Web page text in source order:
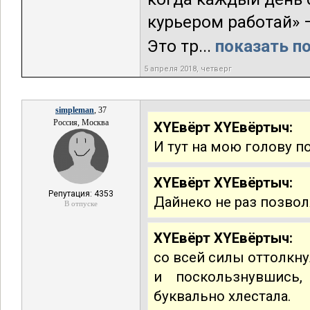
курьером работай»
Это тр... показать
5 апреля 2018, четверг
simpleman, 37
Россия, Москва
Репутация: 4353
В отпуске
XYEвёрт XYEвёртыч:
И тут на мою голову
XYEвёрт XYEвёртыч:
Дайнеко не раз
XYEвёрт XYEвёртыч:
со всей силы
и
буквально хлестала.